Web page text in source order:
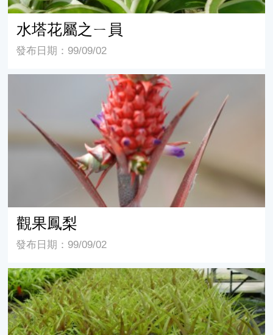
水塔花屬之ㄧ員
發布日期：99/09/02
觀果鳳梨
發布日期：99/09/02
珊瑚鳳梨組織培養種苗生產